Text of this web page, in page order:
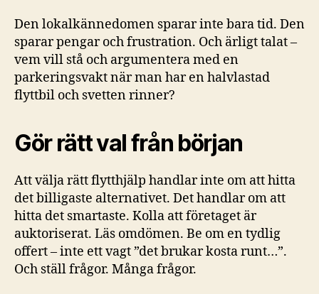
Den lokalkännedomen sparar inte bara tid. Den
sparar pengar och frustration. Och ärligt talat –
vem vill stå och argumentera med en
parkeringsvakt när man har en halvlastad
flyttbil och svetten rinner?
Gör rätt val från början
Att välja rätt flytthjälp handlar inte om att hitta
det billigaste alternativet. Det handlar om att
hitta det smartaste. Kolla att företaget är
auktoriserat. Läs omdömen. Be om en tydlig
offert – inte ett vagt ”det brukar kosta runt…”.
Och ställ frågor. Många frågor.